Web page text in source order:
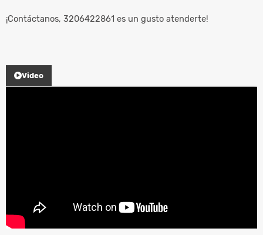
¡Contáctanos, 3206422861 es un gusto atenderte!
Video